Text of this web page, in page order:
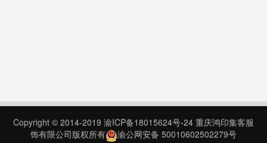
Copyright © 2014-2019 渝ICP备18015624号-24 重庆鸿印集客服
饰有限公司版权所有
渝公网安备 50010602502279号